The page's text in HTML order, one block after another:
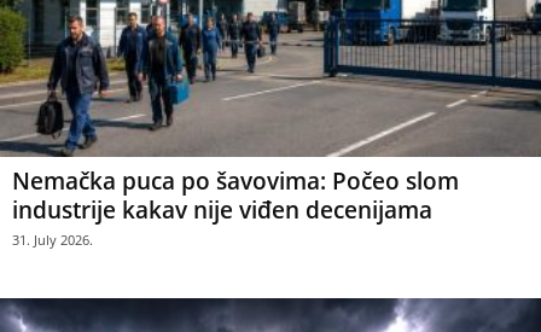
Nemačka puca po šavovima: Počeo slom
industrije kakav nije viđen decenijama
31. July 2026.